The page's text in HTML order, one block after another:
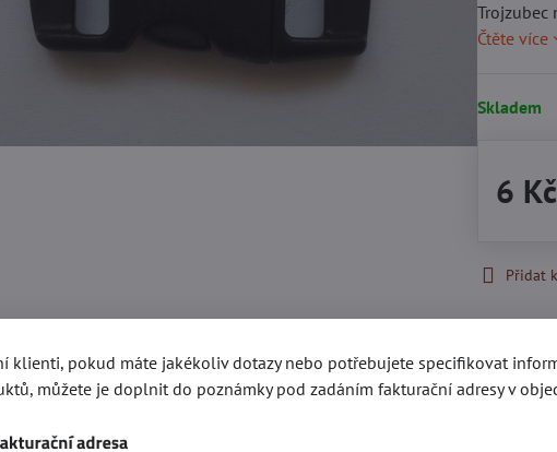
Trojzubec
Čtěte více
Skladem
6 Kč
Přidat
Popis Recenze 0
klienti, pokud máte jakékoliv dotazy nebo potřebujete specifikovat
můžete je doplnit do poznámky pod zadáním fakturační adresy v